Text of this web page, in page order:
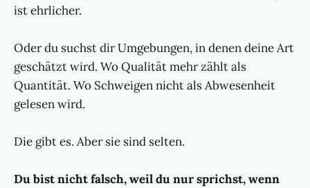
ist ehrlicher.
Oder du suchst dir Umgebungen, in denen deine Art
geschätzt wird. Wo Qualität mehr zählt als
Quantität. Wo Schweigen nicht als Abwesenheit
gelesen wird.
Die gibt es. Aber sie sind selten.
Du bist nicht falsch, weil du nur sprichst, wenn